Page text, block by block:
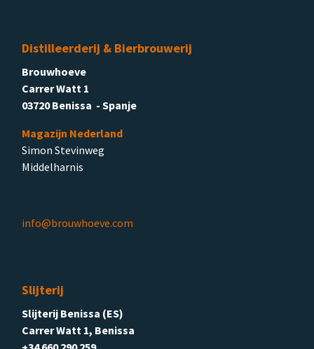
Distilleerderij & Bierbrouwerij
Brouwhoeve
Carrer Watt 1
03720 Benissa - Spanje
Magazijn Nederland
Simon Stevinweg
Middelharnis
info@brouwhoeve.com
Slijterij
Slijterij Benissa (ES)
Carrer Watt 1, Benissa